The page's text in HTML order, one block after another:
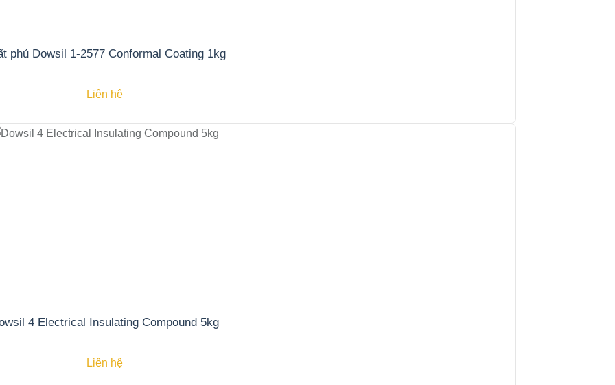
phủ Dowsil 1-2577 Conformal Coating 1kg
Liên hệ
4 Electrical Insulating Compound 5kg
Liên hệ